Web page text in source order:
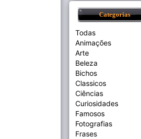
Categorias
Todas
Animações
Arte
Beleza
Bichos
Classicos
Ciências
Curiosidades
Famosos
Fotografias
Frases